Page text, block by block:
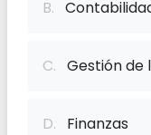
B.
C. Gestión de
D. Finanzas